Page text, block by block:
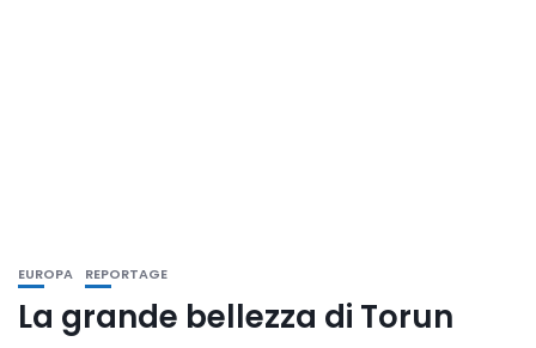
EUROPA REPORTAGE
La grande bellezza di Torun